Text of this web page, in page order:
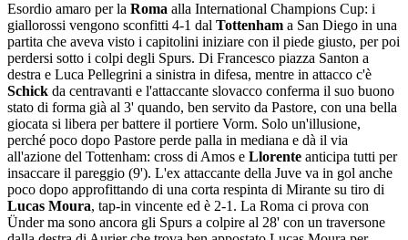
Esordio amaro per la Roma alla International Champions Cup: i
giallorossi vengono sconfitti 4-1 dal Tottenham a San Diego in una
partita che aveva visto i capitolini iniziare con il piede giusto, per poi
perdersi sotto i colpi degli Spurs. Di Francesco piazza Santon a
destra e Luca Pellegrini a sinistra in difesa, mentre in attacco c'è
Schick da centravanti e l'attaccante slovacco conferma il suo buono
stato di forma già al 3' quando, ben servito da Pastore, con una bella
giocata si libera per battere il portiere Vorm. Solo un'illusione,
perché poco dopo Pastore perde palla in mediana e dà il via
all'azione del Tottenham: cross di Amos e Llorente anticipa tutti per
insaccare il pareggio (9'). L'ex attaccante della Juve va in gol anche
poco dopo approfittando di una corta respinta di Mirante su tiro di
Lucas Moura, tap-in vincente ed è 2-1. La Roma ci prova con
Ünder ma sono ancora gli Spurs a colpire al 28' con un traversone